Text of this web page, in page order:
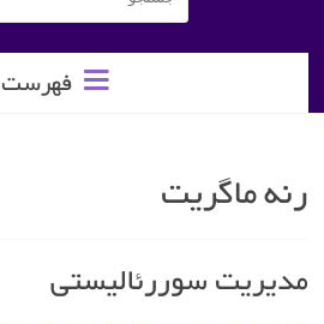
فهرست
رنه ماگریت
مدیریت سوررئالیستی